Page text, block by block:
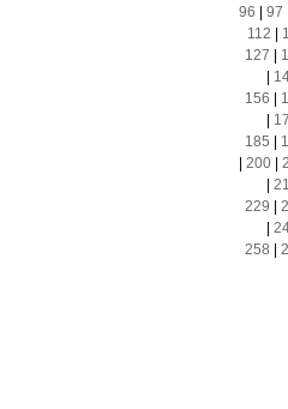
96
97
112
127
156
185
200|
229
258